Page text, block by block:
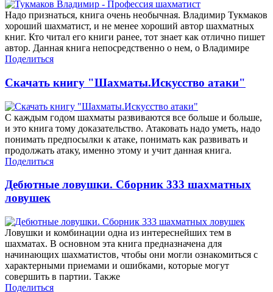
Надо признаться, книга очень необычная. Владимир Тукмаков
хороший шахматист, и не менее хороший автор шахматных
книг. Кто читал его книги ранее, тот знает как отлично пишет
автор. Данная книга непосредственно о нем, о Владимире
Поделиться
Скачать книгу "Шахматы.Искусство атаки"
С каждым годом шахматы развиваются все больше и больше,
и это книга тому доказательство. Атаковать надо уметь, надо
понимать предпосылки к атаке, понимать как развивать и
продолжать атаку, именно этому и учит данная книга.
Поделиться
Дебютные ловушки. Сборник 333 шахматных
ловушек
Ловушки и комбинации одна из интереснейших тем в
шахматах. В основном эта книга предназначена для
начинающих шахматистов, чтобы они могли ознакомиться с
характерными приемами и ошибками, которые могут
совершить в партии. Также
Поделиться